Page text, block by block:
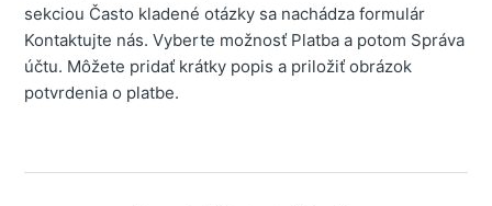
sekciou Často kladené otázky sa nachádza formulár
Kontaktujte nás. Vyberte možnosť Platba a potom Správa
účtu. Môžete pridať krátky popis a priložiť obrázok
potvrdenia o platbe.